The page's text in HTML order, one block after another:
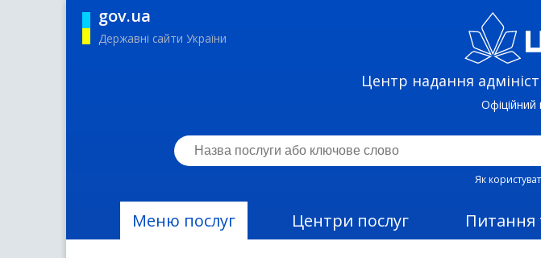
gov.ua
Державні сайти України
Центр надання
Як
Меню послуг Центри послуг Питання